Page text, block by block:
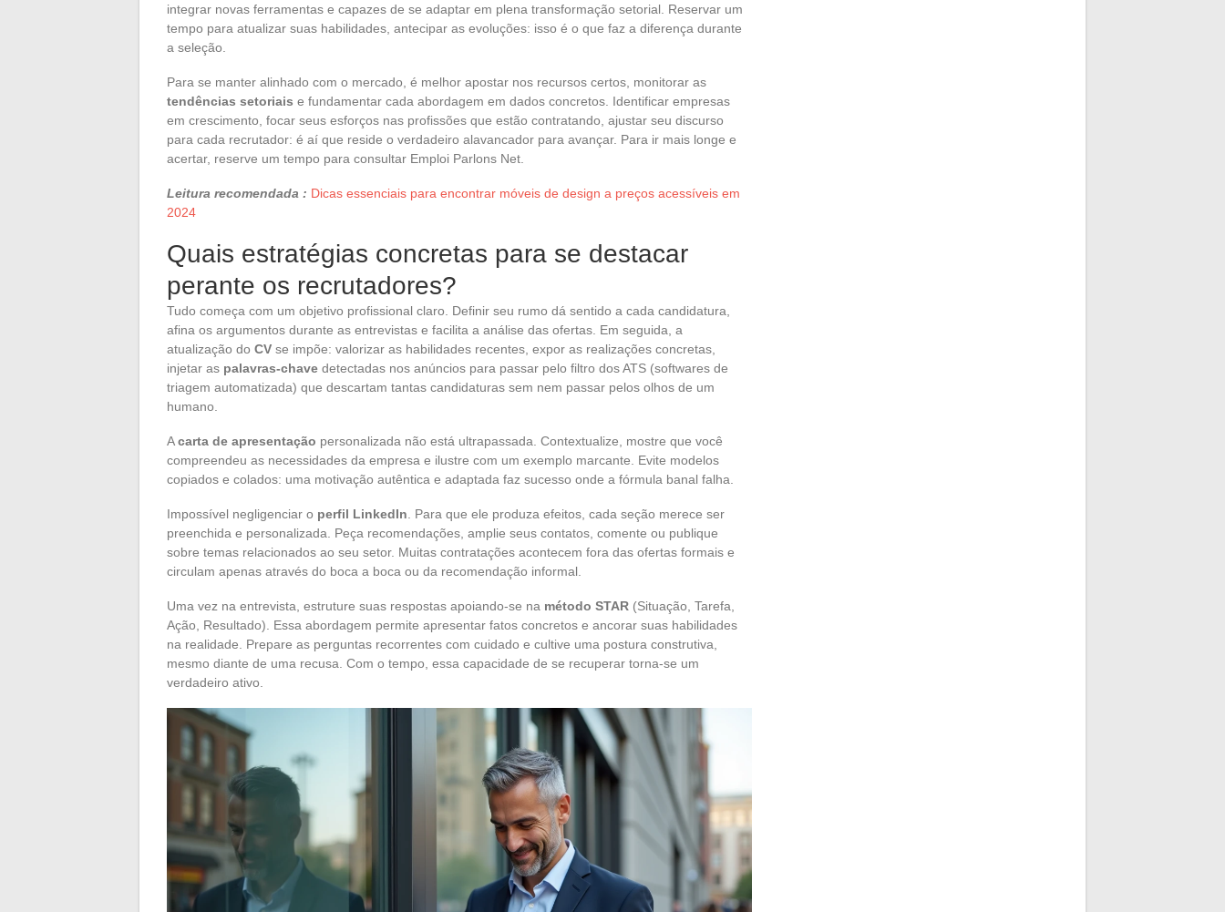
integrar novas ferramentas e capazes de se adaptar em plena transformação setorial. Reservar um
tempo para atualizar suas habilidades, antecipar as evoluções: isso é o que faz a diferença durante
a seleção.
Para se manter alinhado com o mercado, é melhor apostar nos recursos certos, monitorar as
tendências setoriais e fundamentar cada abordagem em dados concretos. Identificar empresas
em crescimento, focar seus esforços nas profissões que estão contratando, ajustar seu discurso
para cada recrutador: é aí que reside o verdadeiro alavancador para avançar. Para ir mais longe e
acertar, reserve um tempo para consultar Emploi Parlons Net.
Leitura recomendada : Dicas essenciais para encontrar móveis de design a preços acessíveis em
2024
Quais estratégias concretas para se destacar
perante os recrutadores?
Tudo começa com um objetivo profissional claro. Definir seu rumo dá sentido a cada candidatura,
afina os argumentos durante as entrevistas e facilita a análise das ofertas. Em seguida, a
atualização do CV se impõe: valorizar as habilidades recentes, expor as realizações concretas,
injetar as palavras-chave detectadas nos anúncios para passar pelo filtro dos ATS (softwares de
triagem automatizada) que descartam tantas candidaturas sem nem passar pelos olhos de um
humano.
Acarta de apresentação personalizada não está ultrapassada. Contextualize, mostre que você
compreendeu as necessidades da empresa e ilustre com um exemplo marcante. Evite modelos
copiados e colados: uma motivação autêntica e adaptada faz sucesso onde a fórmula banal falha.
Impossível negligenciar o perfil LinkedIn . Para que ele produza efeitos, cada seção merece ser
preenchida e personalizada. Peça recomendações, amplie seus contatos, comente ou publique
sobre temas relacionados ao seu setor. Muitas contratações acontecem fora das ofertas formais e
circulam apenas através do boca a boca ou da recomendação informal.
Uma vez na entrevista, estruture suas respostas apoiando-se na método STAR (Situação, Tarefa,
Ação, Resultado). Essa abordagem permite apresentar fatos concretos e ancorar suas habilidades
na realidade. Prepare as perguntas recorrentes com cuidado e cultive uma postura construtiva,
mesmo diante de uma recusa. Com o tempo, essa capacidade de se recuperar torna-se um
verdadeiro ativo.